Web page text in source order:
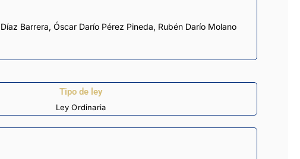
Barrera, Óscar Darío Pérez Pineda, Rubén Darío Molano
Tipo de ley
Ley Ordinaria